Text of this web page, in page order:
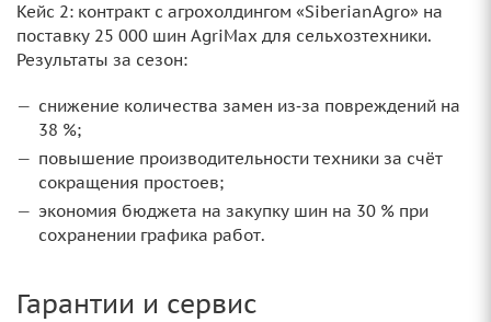
Кейс 2: контракт с агрохолдингом «SiberianAgro» на
поставку 25 000 шин AgriMax для сельхозтехники.
Результаты за сезон:
снижение количества замен из‑за повреждений на
38 %;
повышение производительности техники за счёт
сокращения простоев;
экономия бюджета на закупку шин на 30 % при
сохранении графика работ.
Гарантии и сервис